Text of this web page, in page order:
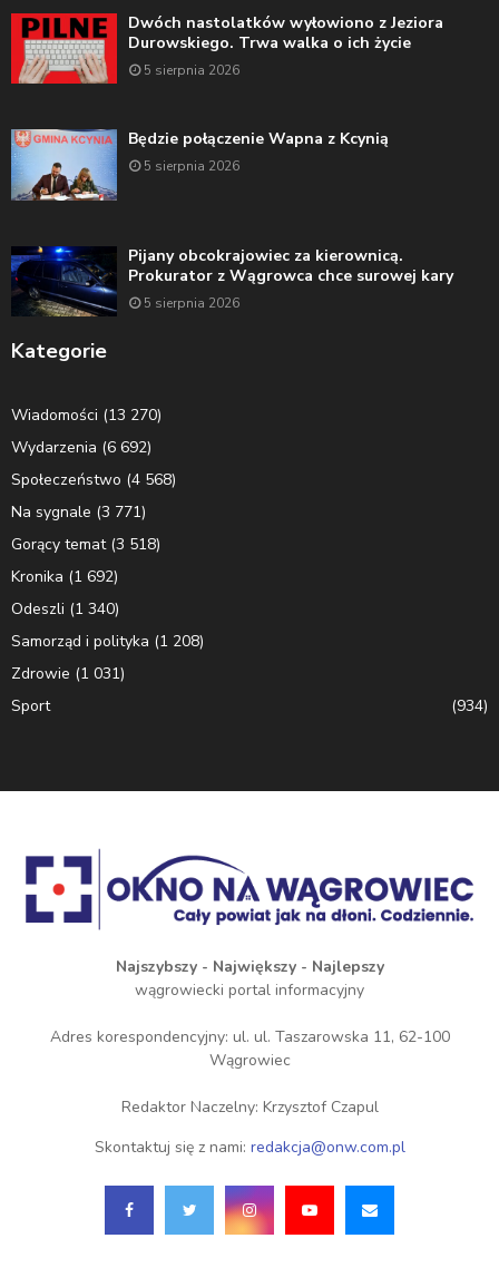
Dwóch nastolatków wyłowiono z Jeziora
Durowskiego. Trwa walka o ich życie
5 sierpnia 2026
Będzie połączenie Wapna z Kcynią
5 sierpnia 2026
Pijany obcokrajowiec za kierownicą.
Prokurator z Wągrowca chce surowej kary
5 sierpnia 2026
Kategorie
Wiadomości (13 270)
Wydarzenia (6 692)
Społeczeństwo (4 568)
Na sygnale (3 771)
Gorący temat(3 518)
Kronika (1 692)
Odeszli (1 340)
Samorząd i polityka (1 208)
Zdrowie (1 031)
Sport
(934)
Najszybszy - Największy - Najlepszy
wągrowiecki portal informacyjny
Adres korespondencyjny: ul. ul. Taszarowska 11, 62-100
Wągrowiec
Redaktor Naczelny: Krzysztof Czapul
Skontaktuj się z nami: redakcja@onw.com.pl